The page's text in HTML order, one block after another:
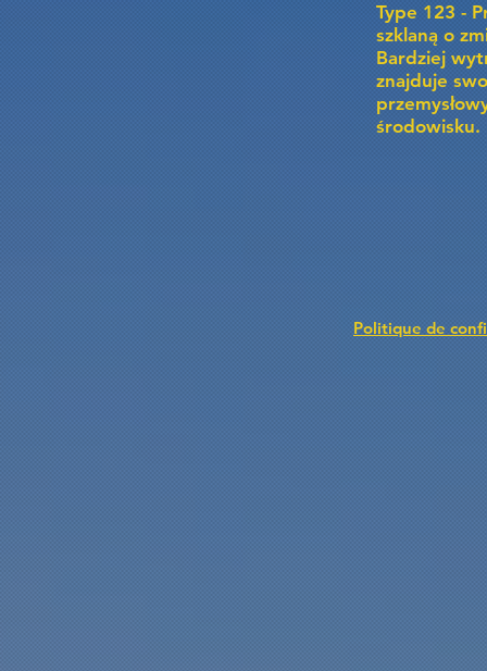
Type 123 -
szklaną o
Bardziej
znajduje
środowisku.
Politique de